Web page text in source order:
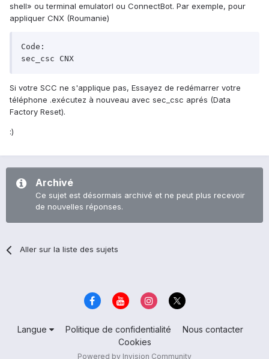
shell» ou terminal emulatorl ou ConnectBot. Par exemple, pour
appliquer CNX (Roumanie)
Code:
sec_csc CNX
Si votre SCC ne s'applique pas, Essayez de redémarrer votre
téléphone .exécutez à nouveau avec sec_csc aprés (Data
Factory Reset).
:)
Archivé
Ce sujet est désormais archivé et ne peut plus recevoir
de nouvelles réponses.
Aller sur la liste des sujets
Langue Politique de confidentialité
Nous contacter
Cookies
Powered by Invision Community